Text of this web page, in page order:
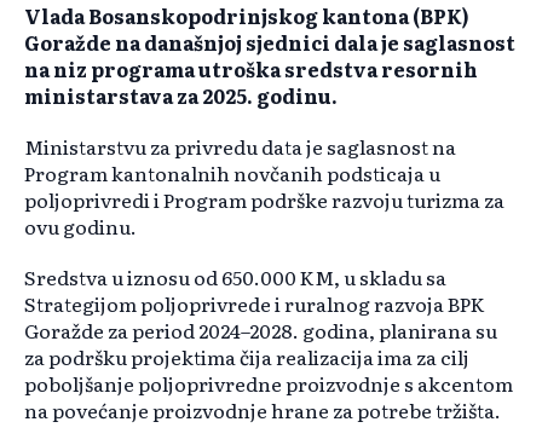
Vlada Bosanskopodrinjskog kantona (BPK)
Goražde na današnjoj sjednici dala je saglasnost
na niz programa utroška sredstva resornih
ministarstava za 2025. godinu.
Ministarstvu za privredu data je saglasnost na
Program kantonalnih novčanih podsticaja u
poljoprivredi i Program podrške razvoju turizma za
ovu godinu.
Sredstva u iznosu od 650.000 KM, u skladu sa
Strategijom poljoprivrede i ruralnog razvoja BPK
Goražde za period 2024–2028. godina, planirana su
za podršku projektima čija realizacija ima za cilj
poboljšanje poljoprivredne proizvodnje s akcentom
na povećanje proizvodnje hrane za potrebe tržišta.